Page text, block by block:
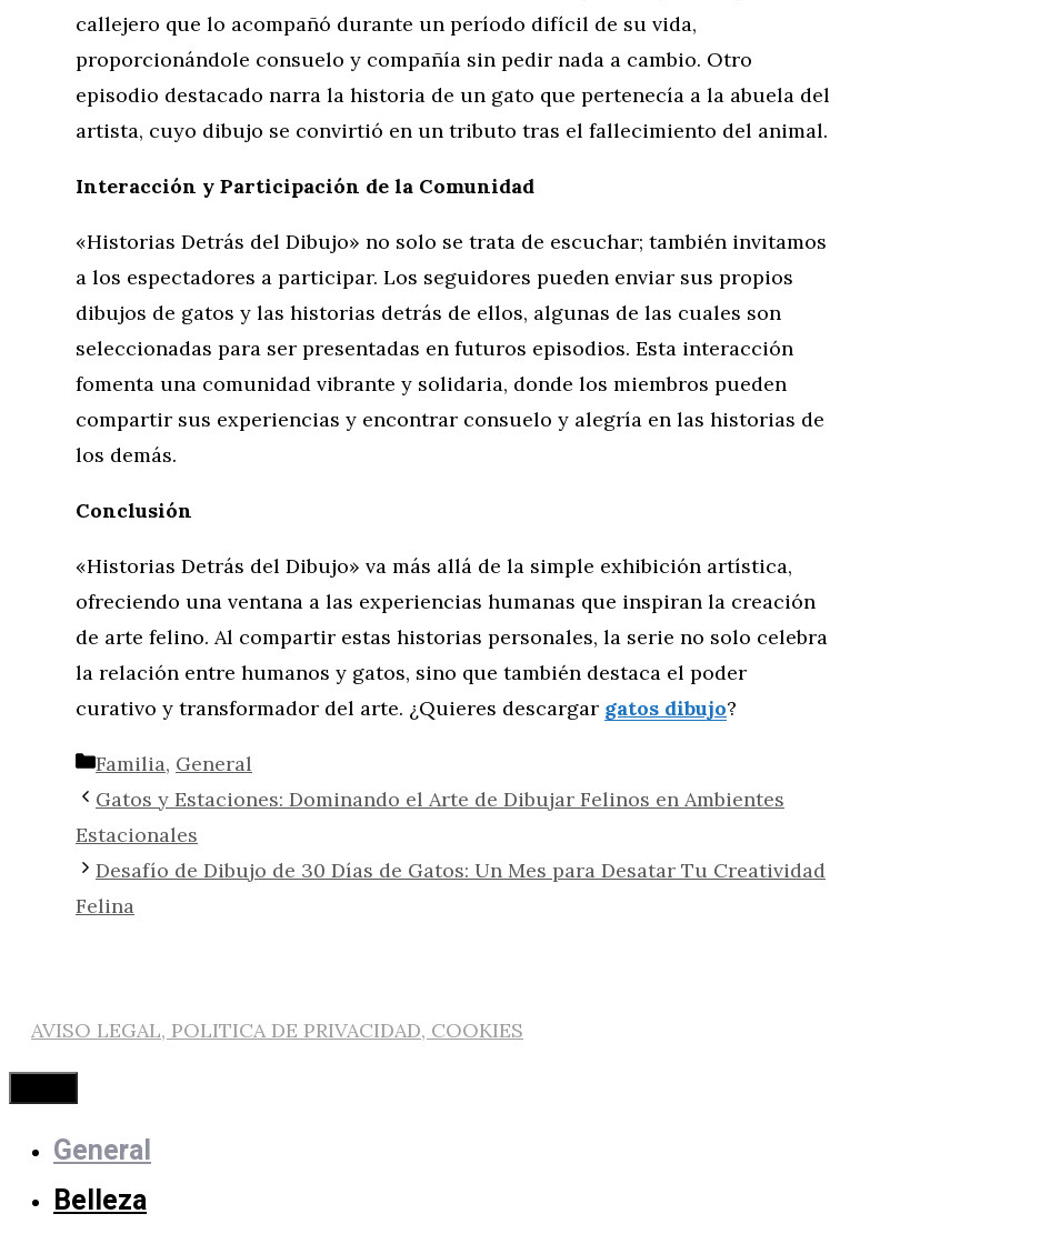
callejero que lo acompañó durante un período difícil de su vida,
proporcionándole consuelo y compañía sin pedir nada a cambio. Otro
episodio destacado narra la historia de un gato que pertenecía a la abuela del
artista, cuyo dibujo se convirtió en un tributo tras el fallecimiento del animal.
Interacción y Participación de la Comunidad
«Historias Detrás del Dibujo» no solo se trata de escuchar; también invitamos
a los espectadores a participar. Los seguidores pueden enviar sus propios
dibujos de gatos y las historias detrás de ellos, algunas de las cuales son
seleccionadas para ser presentadas en futuros episodios. Esta interacción
fomenta una comunidad vibrante y solidaria, donde los miembros pueden
compartir sus experiencias y encontrar consuelo y alegría en las historias de
los demás.
Conclusión
«Historias Detrás del Dibujo» va más allá de la simple exhibición artística,
ofreciendo una ventana a las experiencias humanas que inspiran la creación
de arte felino. Al compartir estas historias personales, la serie no solo celebra
la relación entre humanos y gatos, sino que también destaca el poder
curativo y transformador del arte. ¿Quieres descargar gatos dibujo?
Categorías
Familia, General
Gatos y Estaciones: Dominando el Arte de Dibujar Felinos en Ambientes
Estacionales
Desafío de Dibujo de 30 Días de Gatos: Un Mes para Desatar Tu Creatividad
Felina
AVISO LEGAL, POLITICA DE PRIVACIDAD, COOKIES
Cerrar
General
Belleza